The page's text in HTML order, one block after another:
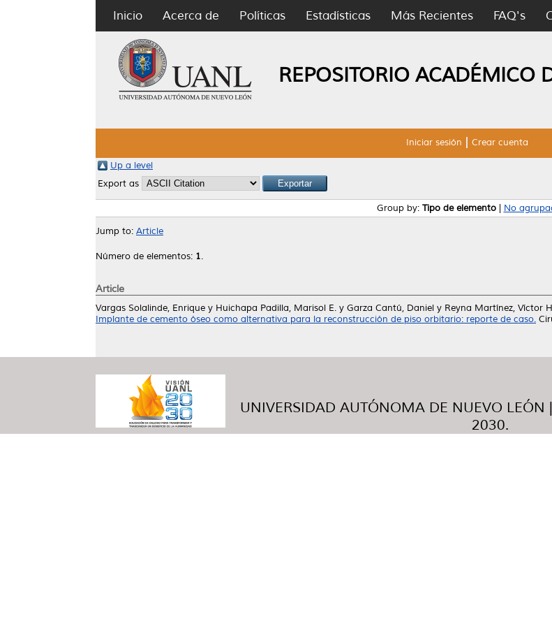
Inicio Acerca de Políticas Estadísticas Más Recientes FAQ's
REPOSITORIO ACADÉMICO
Iniciar sesión Crear cuenta
Up a level
Export as
Group by: Tipo de elemento| No
Jump to: Article
Número de elementos: 1.
Article
Vargas Solalinde, Enrique y Huichapa Padilla, Marisol E. y Garza Cantú, Daniel y Reyna Martínez, Víctor
Implante de cemento óseo como alternativa para la reconstrucción de piso orbitario: reporte de caso.
UNIVERSIDAD AUTÓNOMA DE NUEVO
2030.